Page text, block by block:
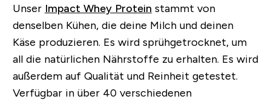
Unser Impact Whey Protein stammt von
denselben Kühen, die deine Milch und deinen
Käse produzieren. Es wird sprühgetrocknet, um
all die natürlichen Nährstoffe zu erhalten. Es wird
außerdem auf Qualität und Reinheit getestet.
Verfügbar in über 40 verschiedenen